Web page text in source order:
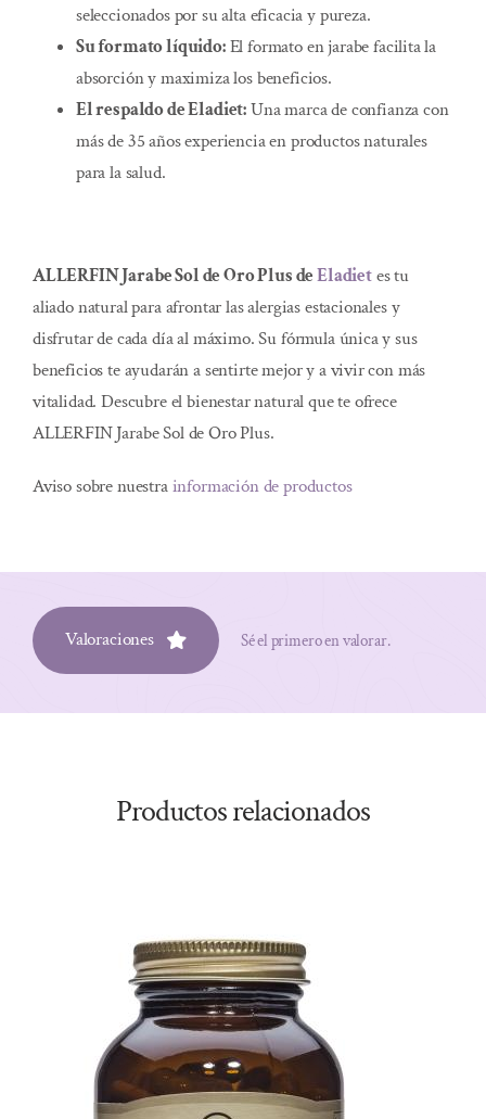
seleccionados por su alta eficacia y pureza.
Su formato líquido:El formato en jarabe facilita la
absorción y maximiza los beneficios.
El respaldo de Eladiet:Una marca de confianza con
más de 35 años experiencia en productos naturales
para la salud.
ALLERFIN Jarabe Sol de Oro Plus deEladietes tu
aliado natural para afrontar las alergias estacionales y
disfrutar de cada día al máximo. Su fórmula única y sus
beneficios te ayudarán a sentirte mejor y a vivir con más
vitalidad. Descubre el bienestar natural que te ofrece
ALLERFIN Jarabe Sol de Oro Plus.
Aviso sobre nuestrainformación de productos
Valoraciones Sé el primero en valorar.
Productos relacionados